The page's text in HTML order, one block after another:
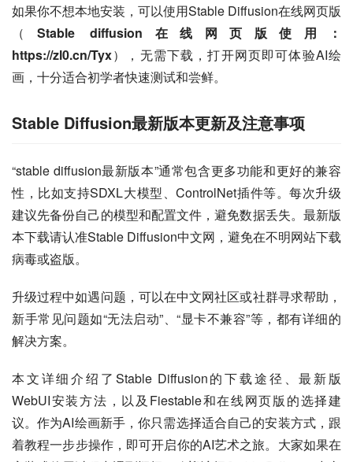
如果你不想本地安装，可以使用Stable Diffusion在线网页版
（ Stable diffusion在线网页版使用：
https://zl0.cn/Tyx），无需下载，打开网页即可体验AI绘
画，十分适合初学者快速测试和尝鲜。
Stable Diffusion最新版本更新及注意事项
“stable diffusion最新版本”通常包含更多功能和更好的兼容
性，比如支持SDXL大模型、ControlNet插件等。每次升级
建议先备份自己的模型和配置文件，避免数据丢失。最新版
本下载请认准Stable Diffusion中文网，避免在不明网站下载
病毒或盗版。
升级过程中如遇问题，可以在中文网社区或社群寻求帮助，
新手常见问题如“无法启动”、“显卡不兼容”等，都有详细的
解决方案。
本文详细介绍了Stable Diffusion的下载途径、最新版
WebUI安装方法，以及Fiestable和在线网页版的选择建
议。作为AI绘画新手，你只需选择适合自己的安装方式，跟
着教程一步步操作，即可开启你的AI艺术之旅。大家如果在